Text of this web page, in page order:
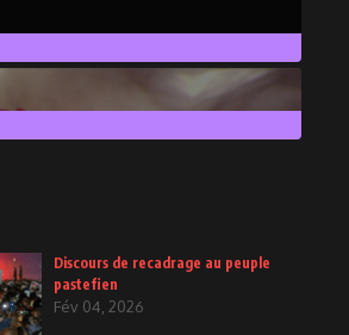
6Posts
Discours de recadrage au peuple
pastefien
Fév 04, 2026